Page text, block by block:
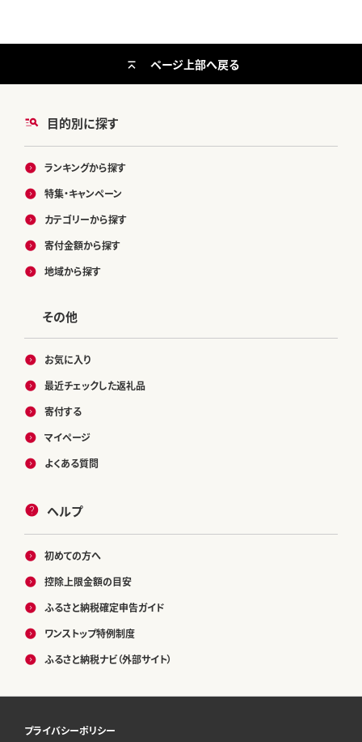
目的別に探す
ランキングから探す
特集・キャンペーン
カテゴリーから探す
寄付金額から探す
地域から探す
その他
お気に入り
最近チェックした返礼品
寄付する
マイページ
よくある質問
ヘルプ
初めての方へ
控除上限金額の目安
ふるさと納税確定申告ガイド
ワンストップ特例制度
ふるさと納税ナビ（外部サイト）
ページ上部へ戻る
プライバシーポリシー